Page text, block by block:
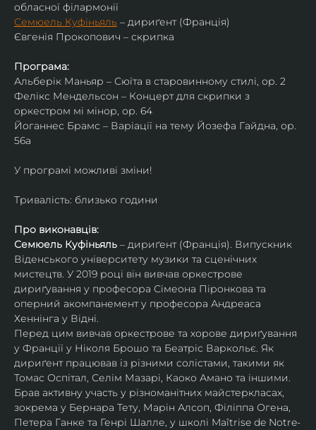
обласної філармонії
Семюель Куфіньяль – дириґент (Франція)
Євгенія Прокопович – скрипка
Програма:
Альберік Маньяр – Сюїта в старовинному стилі, ор. 2
Фелікс Мендельсон – Концерт для скрипки з
оркестром мі мінор, ор. 64
Йоганнес Брамс – Варіації на тему Йозефа Гайдна, ор.
56a
У програмі можливі зміни!
Тривалість: близько години
Про виконавців:
Семюель Куфіньяль – дириґент (Франція). Випускник
Віденського університету музики та сценічних
мистецтв. У 2019 році він вивчав оркестрове
дириґування у професора Сімеона Піронкова та
оперний акомпанемент у професора Андреаса
Хеннінга у Відні.
Перед цим вивчав оркестрове та хорове дириґування
у Франції у Ніколя Брошо та Беатріс Варкольє. Як
дириґент працював із різними солістами, такими як
Томас Оспітал, Селім Мазарі, Каоко Амано та іншими.
Брав активну участь у різноманітних майстеркласах,
зокрема у Бернара Тету, Марін Алсоп, Філіппа Огена,
Петера Ганке та Генрі Шалле, у школі Maîtrise de Notre-